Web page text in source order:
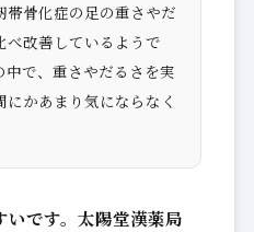
骨化症の足の重さやだ
べ改善しているようで
で、重さやだるさを実
かあまり気にならなく
いです。太陽堂漢薬局